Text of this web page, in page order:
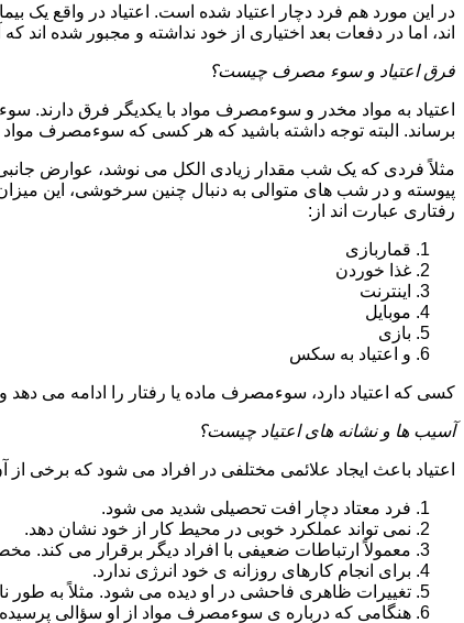
در این مورد هم فرد دچار اعتیاد شده است. اعتیاد در واقع یک
اند، اما در دفعات بعد اختیاری از خود نداشته و مجبور شده اند که
فرق اعتیاد و سوء مصرف چیست؟
اعتیاد به مواد مخدر و سوءمصرف مواد با یکدیگر فرق
برساند. البته توجه داشته باشید که هر کسی که سوءمصرف مواد
مثلاً فردی که یک شب مقدار زیادی الکل می نوشد، عوارض
پیوسته و در شب های متوالی به دنبال چنین سرخوشی، این
رفتاری عبارت اند از:
قماربازی
غذا خوردن
اینترنت
موبایل
بازی
و اعتیاد به سکس
کسی که اعتیاد دارد، سوءمصرف ماده یا رفتار را ادامه می
آسیب ها و نشانه های اعتیاد چیست؟
اعتیاد باعث ایجاد علائمی مختلفی در افراد می شود که برخی از
فرد معتاد دچار افت تحصیلی شدید می شود.
نمی تواند عملکرد خوبی در محیط کار از خود نشان دهد.
معمولاً ارتباطات ضعیفی با افراد دیگر برقرار می کند.
برای انجام کارهای روزانه ی خود انرژی ندارد.
تغییرات ظاهری فاحشی در او دیده می شود. مثلاً به طور
هنگامی که درباره ی سوءمصرف مواد از او سؤالی